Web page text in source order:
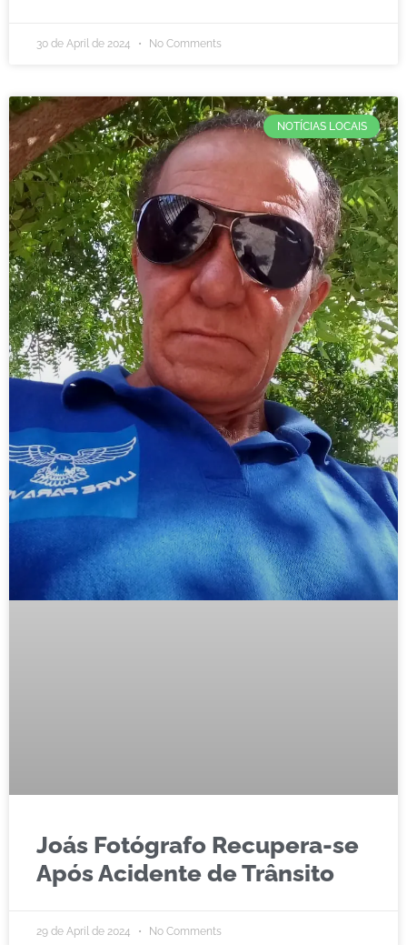
30 de April de 2024 No Comments
NOTÍCIAS LOCAIS
Joás Fotógrafo Recupera-se
Após Acidente de Trânsito
29 de April de 2024 No Comments